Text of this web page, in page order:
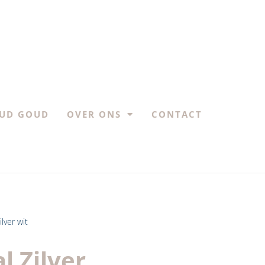
GOUD OVER ONS CONTACT
wit